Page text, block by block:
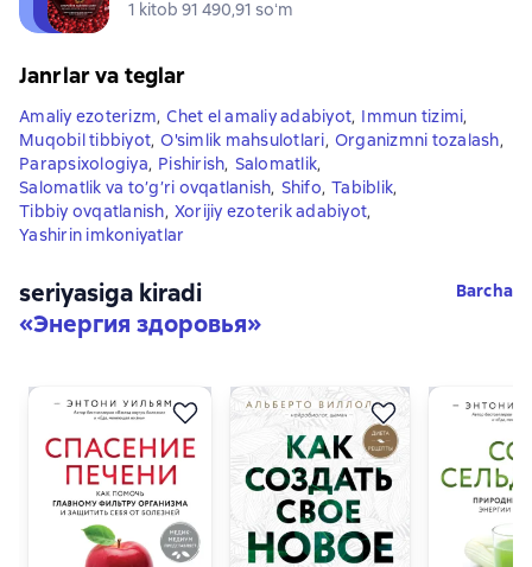
1 kitob 91 490,91 soʻm
Janrlar va teglar
Amaliy ezoterizm, Chet el amaliy adabiyot, Immun tizimi,
Muqobil tibbiyot, O'simlik mahsulotlari, Organizmni tozalash,
Parapsixologiya, Pishirish, Salomatlik,
Salomatlik va to’g’ri ovqatlanish, Shifo, Tabiblik,
Tibbiy ovqatlanish, Xorijiy ezoterik adabiyot,
Yashirin imkoniyatlar
seriyasiga kiradi
«Энергия здоровья»
Barcha